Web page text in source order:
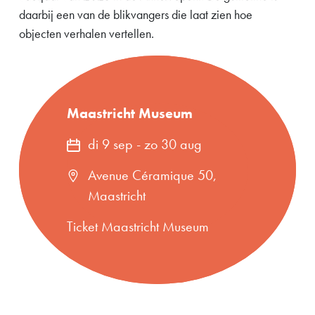
daarbij een van de blikvangers die laat zien hoe
objecten verhalen vertellen.
Maastricht Museum
di 9 sep - zo 30 aug
Avenue Céramique 50,
Maastricht
Ticket Maastricht Museum